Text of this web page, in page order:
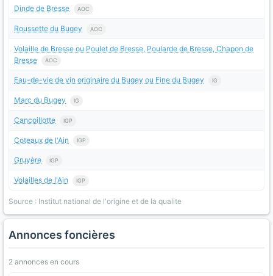
Dinde de Bresse AOC
Roussette du Bugey AOC
Volaille de Bresse ou Poulet de Bresse, Poularde de Bresse, Chapon de
Bresse
AOC
Eau-de-vie de vin originaire du Bugey ou Fine du Bugey IG
Marc du Bugey IG
Cancoillotte IGP
Coteaux de l'Ain IGP
Gruyère IGP
Volailles de l'Ain IGP
Source : Institut national de l'origine et de la qualite
Annonces foncières
2 annonces en cours